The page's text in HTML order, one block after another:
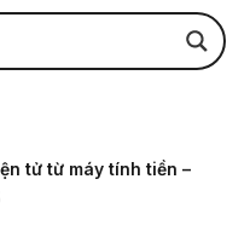
tử từ máy tính tiền –